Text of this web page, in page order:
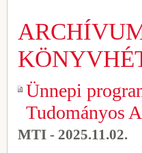
Ünnepi
Tudományos
MTI - 2025.11.02.